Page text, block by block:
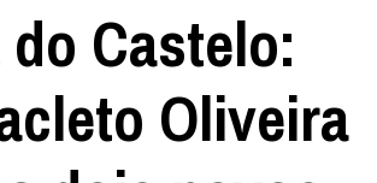
Castelo:
Oliveira